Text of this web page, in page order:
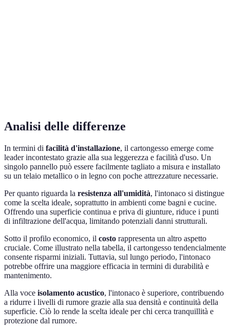
Analisi delle differenze
In termini di facilità d'installazione, il cartongesso emerge come
leader incontestato grazie alla sua leggerezza e facilità d'uso. Un
singolo pannello può essere facilmente tagliato a misura e installato
su un telaio metallico o in legno con poche attrezzature necessarie.
Per quanto riguarda la resistenza all'umidità, l'intonaco si distingue
come la scelta ideale, soprattutto in ambienti come bagni e cucine.
Offrendo una superficie continua e priva di giunture, riduce i punti
di infiltrazione dell'acqua, limitando potenziali danni strutturali.
Sotto il profilo economico, il costo rappresenta un altro aspetto
cruciale. Come illustrato nella tabella, il cartongesso tendencialmente
consente risparmi iniziali. Tuttavia, sul lungo periodo, l'intonaco
potrebbe offrire una maggiore efficacia in termini di durabilità e
mantenimento.
Alla voce isolamento acustico, l'intonaco è superiore, contribuendo
a ridurre i livelli di rumore grazie alla sua densità e continuità della
superficie. Ciò lo rende la scelta ideale per chi cerca tranquillità e
protezione dal rumore.